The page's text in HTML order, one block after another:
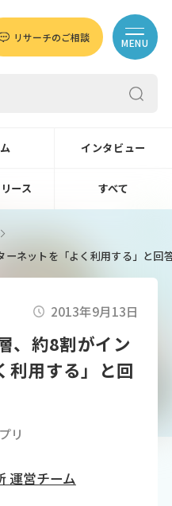
リサーチのご相談 MENU
インタビュー
ース すべて
ーネットを「よく利用する」と回
2013年9月13日
、約8割がイン
利用する」と回
リ
運営チーム